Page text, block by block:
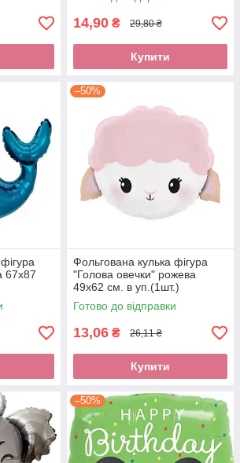
14,90 ₴ 29,80 ₴
Купити
67х87
–50%
Фольгована кулька фігура
"Голова овечки" рожева
49х62 см. в уп.(1шт.)
Готово до відправки
13,06 ₴ 26,11 ₴
Купити
–50%